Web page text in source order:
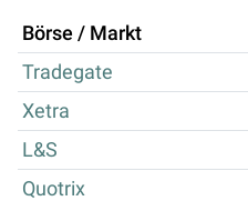
Börse / Markt
Tradegate
Xetra
L&S
Quotrix